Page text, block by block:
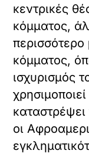
κεντρικές
κόμματος,
περισσότερο
κόμματος,
ισχυρισμός
οι